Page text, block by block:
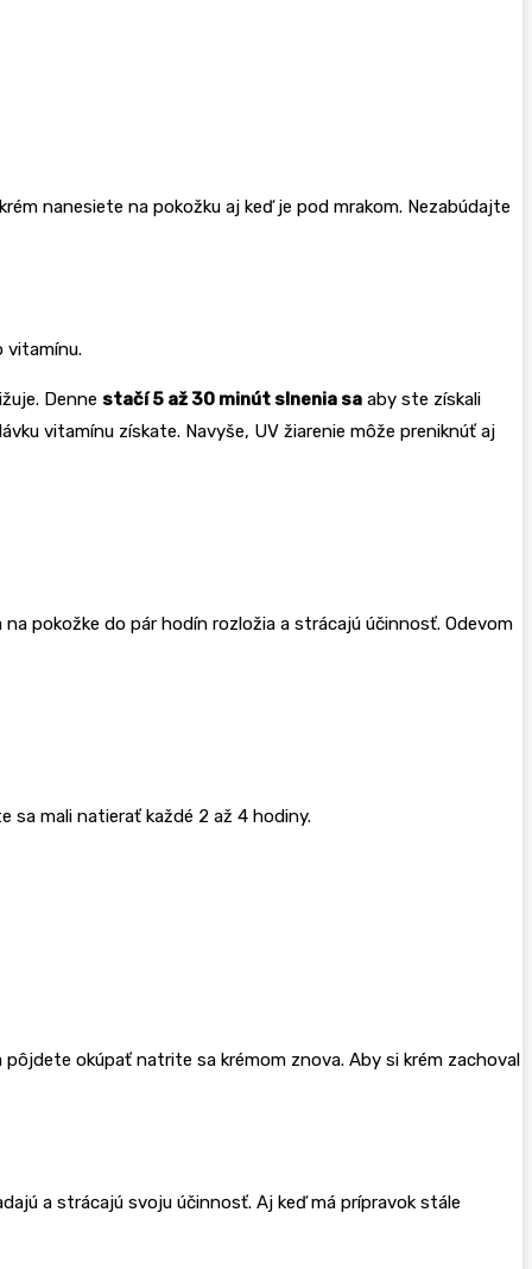
nanesiete na pokožku aj keď je pod mrakom. Nezabúdajte
vitamínu.
Denne stačí 5 až 30 minút slnenia sa aby ste získali
vitamínu získate. Navyše, UV žiarenie môže preniknúť aj
pokožke do pár hodín rozložia a strácajú účinnosť. Odevom
sa mali natierať každé 2 až 4 hodiny.
okúpať natrite sa krémom znova. Aby si krém zachoval
a strácajú svoju účinnosť. Aj keď má prípravok stále